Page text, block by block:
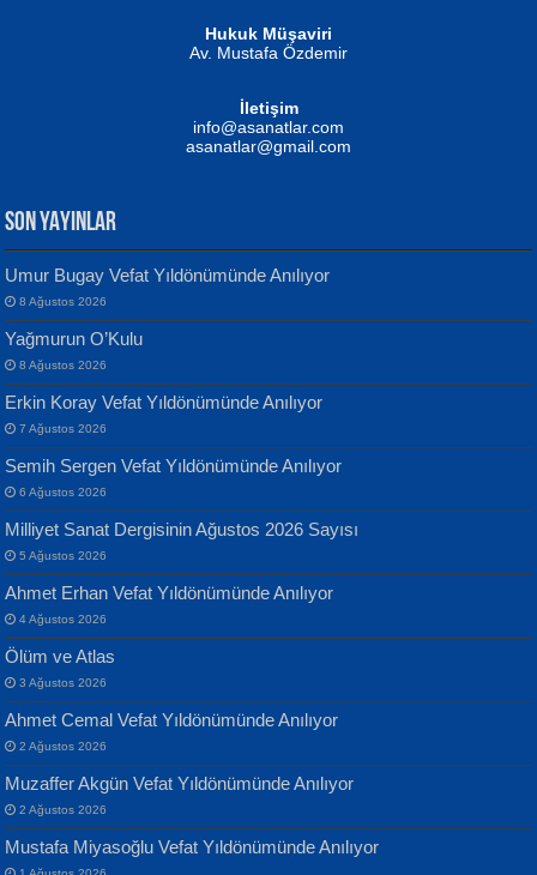
MUSTAFA KELOĞLU
Yarına İz Bırakmak...
ATİLLA ÖZEN
Sultan Olmadan Önce Eyüp...
EKREM KARABABA
Yaralı Şiir...
Yılmaz Ekinci
Geceye Söylenen...
Banu Sancak
Defterimden İçeri...
İsmail Aydos
İnkisar...
Hukuk Müşaviri
Av. Mustafa Özdemir
İletişim
info@asanatlar.com
asanatlar@gmail.com
SON YAYINLAR
Umur Bugay Vefat Yıldönümünde Anılıyor
8 Ağustos 2026
Yağmurun O’Kulu
8 Ağustos 2026
Erkin Koray Vefat Yıldönümünde Anılıyor
7 Ağustos 2026
Semih Sergen Vefat Yıldönümünde Anılıyor
6 Ağustos 2026
Milliyet Sanat Dergisinin Ağustos 2026 Sayısı
5 Ağustos 2026
Ahmet Erhan Vefat Yıldönümünde Anılıyor
4 Ağustos 2026
Ölüm ve Atlas
3 Ağustos 2026
Ahmet Cemal Vefat Yıldönümünde Anılıyor
2 Ağustos 2026
Muzaffer Akgün Vefat Yıldönümünde Anılıyor
2 Ağustos 2026
Mustafa Miyasoğlu Vefat Yıldönümünde Anılıyor